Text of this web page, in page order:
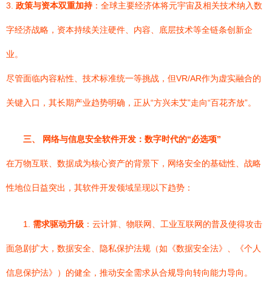
3. 政策与资本双重加持：全球主要经济体将元宇宙及相关技术纳入数
字经济战略，资本持续关注硬件、内容、底层技术等全链条创新企
业。
尽管面临内容粘性、技术标准统一等挑战，但VR/AR作为虚实融合的
关键入口，其长期产业趋势明确，正从“方兴未艾”走向“百花齐放”。
三、 网络与信息安全软件开发：数字时代的“必选项”
在万物互联、数据成为核心资产的背景下，网络安全的基础性、战略
性地位日益突出，其软件开发领域呈现以下趋势：
1. 需求驱动升级 ：云计算、物联网、工业互联网的普及使得攻击
面急剧扩大，数据安全、隐私保护法规（如《数据安全法》、《个人
信息保护法》）的健全，推动安全需求从合规导向转向能力导向。